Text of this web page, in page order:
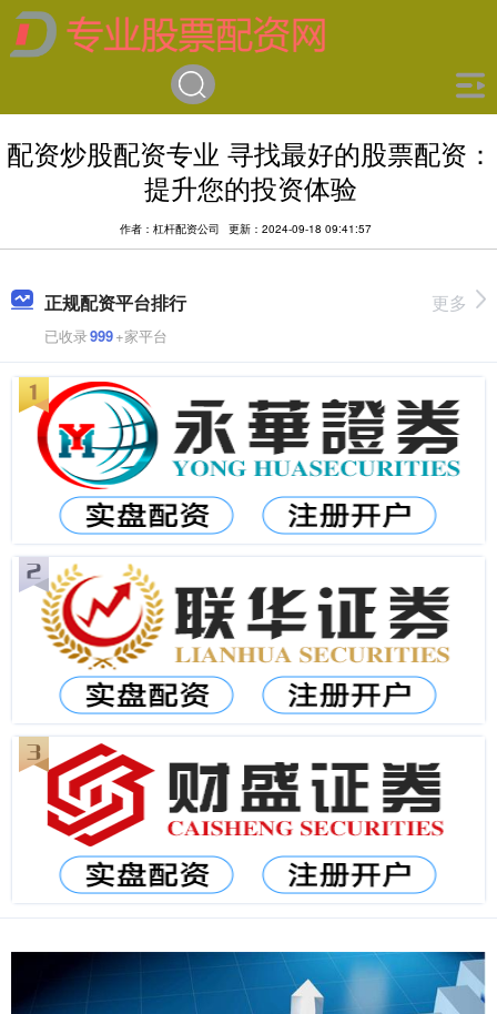
配资炒股配资专业 寻找最好的股票配资：
提升您的投资体验
作者：杠杆配资公司 更新：2024-09-18 09:41:57
正规配资平台排行
已收录999+家平台
更多